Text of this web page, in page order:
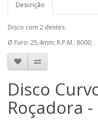
Descrição
Disco com 2 dentes.
Ø Furo: 25,4mm; R.P.M.: 8000;
Disco
Roçadora